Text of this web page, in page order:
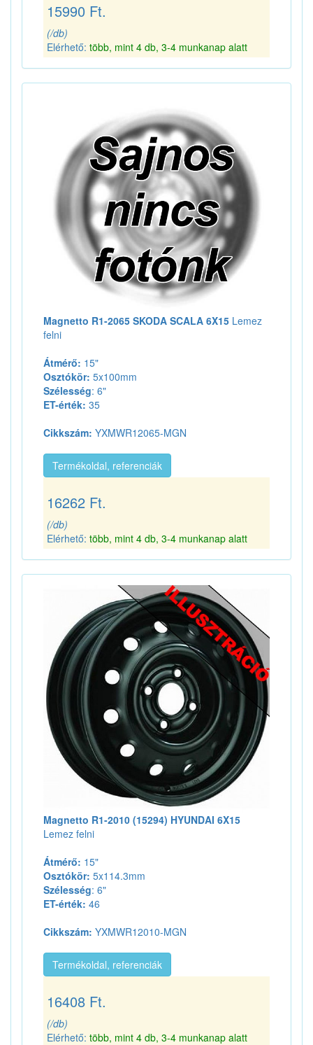
15990 Ft.
(/db)
Elérhető: több, mint 4 db, 3-4 munkanap alatt
Magnetto R1-2065 SKODA SCALA 6X15 Lemez
felni
Átmérő: 15"
Osztókör: 5x100mm
Szélesség: 6"
ET-érték: 35
Cikkszám: YXMWR12065-MGN
Termékoldal, referenciák
16262 Ft.
(/db)
Elérhető: több, mint 4 db, 3-4 munkanap alatt
Magnetto R1-2010 (15294) HYUNDAI 6X15
Lemez felni
Átmérő: 15"
Osztókör: 5x114.3mm
Szélesség: 6"
ET-érték: 46
Cikkszám: YXMWR12010-MGN
Termékoldal, referenciák
16408 Ft.
(/db)
Elérhető: több, mint 4 db, 3-4 munkanap alatt